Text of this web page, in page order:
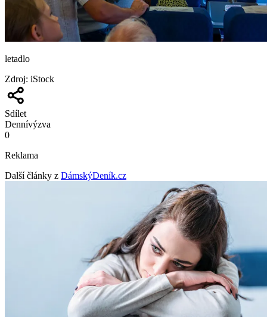
letadlo
Zdroj: iStock
Sdílet
Dennívýzva
0
Reklama
Další články z DámskýDeník.cz